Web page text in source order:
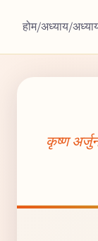
होम/अध्याय/
कृष्ण